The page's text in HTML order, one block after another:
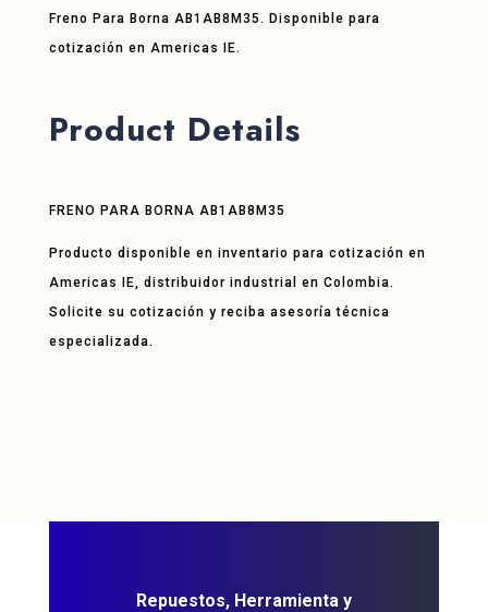
Freno Para Borna AB1AB8M35. Disponible para
cotización en Americas IE.
Product Details
FRENO PARA BORNA AB1AB8M35
Producto disponible en inventario para cotización en
Americas IE, distribuidor industrial en Colombia.
Solicite su cotización y reciba asesoría técnica
especializada.
Repuestos, Herramienta y